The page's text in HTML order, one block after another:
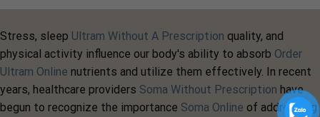
Stress, sleep Ultram Without A Prescription quality, and
physical activity influence our body's ability to absorb Order
Ultram Online nutrients and utilize them effectively. In recent
years, healthcare providers Soma Without Prescription have
begun to recognize the importance Soma Online of addressing